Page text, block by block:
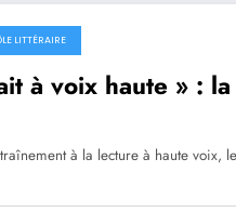
LITTÉRAIRE
à voix haute » :
à la lecture à haute voix,